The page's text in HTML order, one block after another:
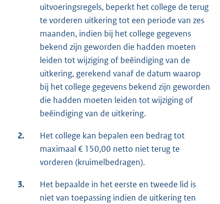
uitvoeringsregels, beperkt het college de terug
te vorderen uitkering tot een periode van zes
maanden, indien bij het college gegevens
bekend zijn geworden die hadden moeten
leiden tot wijziging of beëindiging van de
uitkering, gerekend vanaf de datum waarop
bij het college gegevens bekend zijn geworden
die hadden moeten leiden tot wijziging of
beëindiging van de uitkering.
2.
Het college kan bepalen een bedrag tot
maximaal € 150,00 netto niet terug te
vorderen (kruimelbedragen).
3.
Het bepaalde in het eerste en tweede lid is
niet van toepassing indien de uitkering ten